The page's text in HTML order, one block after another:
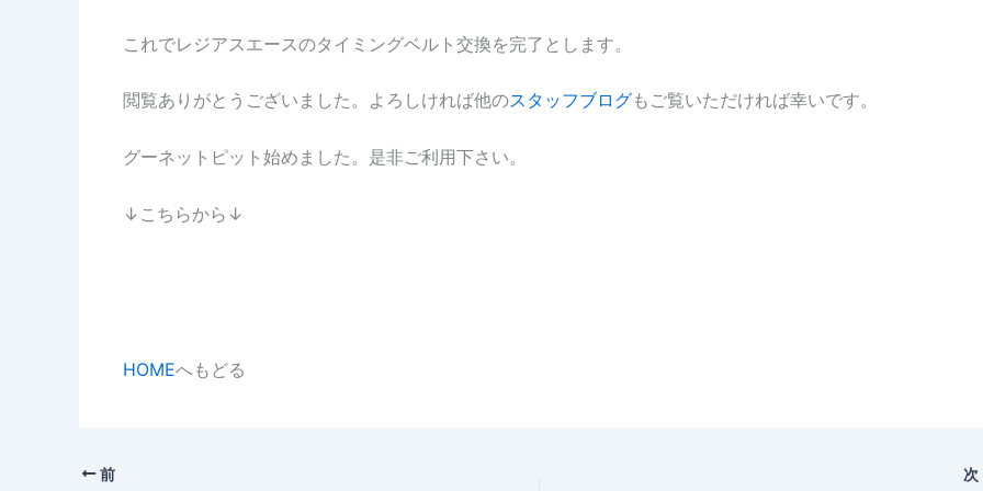
これでレジアスエースのタイミングベルト交換を完了とします。
閲覧ありがとうございました。よろしければ他のスタッフブログもご覧いただければ幸いです。
グーネットピット始めました。是非ご利用下さい。
↓こちらから↓
HOMEへもどる
前 次